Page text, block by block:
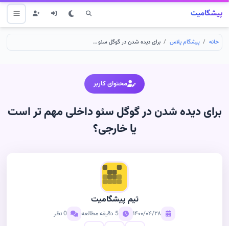
پیشگامیت
خانه پیشگام پلاس برای دیده شدن در گوگل سئو داخلی مهم تر است یا خارجی؟
محتوای کاربر
برای دیده شدن در گوگل سئو داخلی مهم تر است
یا خارجی؟
تیم پیشگامیت
۱۴۰۰/۰۴/۲۸ 5 دقیقه مطالعه 0 نظر